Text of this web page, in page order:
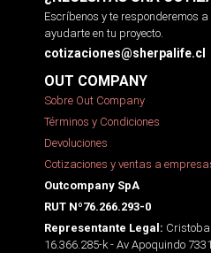
Escríbenos y te responderemos
ayudarte en tu proyecto.
cotizaciones@sherpalife.cl
OUT COMPANY
Sobre Out Company
Términos y Condiciones
Devoluciones
Cotizaciones y ventas a
Outcompany SpA
RUT Nº76.266.293-0
Representante Legal:
16.366.285-k - Av Apoquindo 7331